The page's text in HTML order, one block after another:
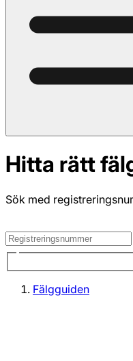
Hitta rätt
Sök med
Fälgguiden